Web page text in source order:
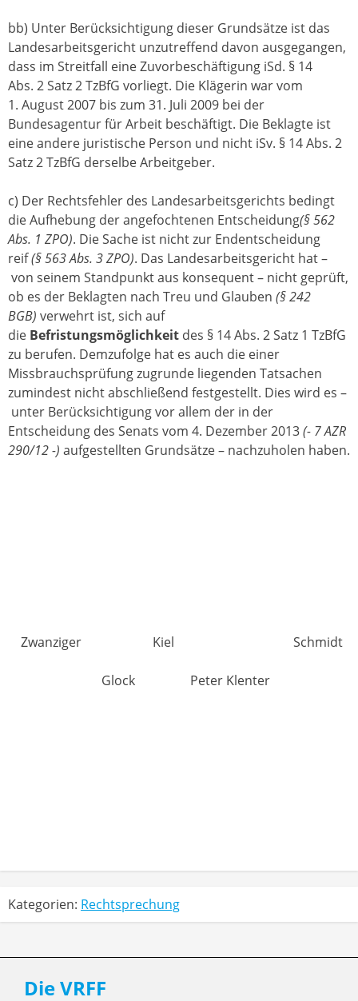
bb) Unter Berücksichtigung dieser Grundsätze ist das
Landesarbeitsgericht unzutreffend davon ausgegangen,
dass im Streitfall eine Zuvorbeschäftigung iSd. § 14
Abs. 2 Satz 2 TzBfG vorliegt. Die Klägerin war vom
1. August 2007 bis zum 31. Juli 2009 bei der
Bundesagentur für Arbeit beschäftigt. Die Beklagte ist
eine andere juristische Person und nicht iSv. § 14 Abs. 2
Satz 2 TzBfG derselbe Arbeitgeber.
c) Der Rechtsfehler des Landesarbeitsgerichts bedingt
die Aufhebung der angefochtenen Entscheidung(§ 562
Abs. 1 ZPO). Die Sache ist nicht zur Endentscheidung
reif(§ 563 Abs. 3 ZPO). Das Landesarbeitsgericht hat –
von seinem Standpunkt aus konsequent – nicht geprüft,
ob es der Beklagten nach Treu und Glauben (§ 242
BGB) verwehrt ist, sich auf
die Befristungsmöglichkeit des § 14 Abs. 2 Satz 1 TzBfG
zu berufen. Demzufolge hat es auch die einer
Missbrauchsprüfung zugrunde liegenden Tatsachen
zumindest nicht abschließend festgestellt. Dies wird es –
unter Berücksichtigung vor allem der in der
Entscheidung des Senats vom 4. Dezember 2013(- 7 AZR
290/12 -) aufgestellten Grundsätze – nachzuholen haben.
Zwanziger Kiel Schmidt
Glock Peter Klenter
Kategorien: Rechtsprechung
Die VRFF